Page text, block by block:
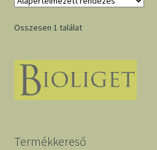
Összesen 1 találat
Termékkereső